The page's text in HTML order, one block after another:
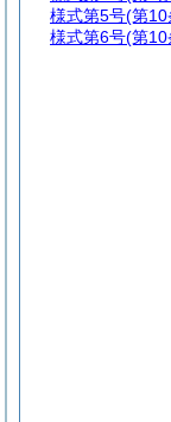
様式第5号(第10
様式第6号(第10